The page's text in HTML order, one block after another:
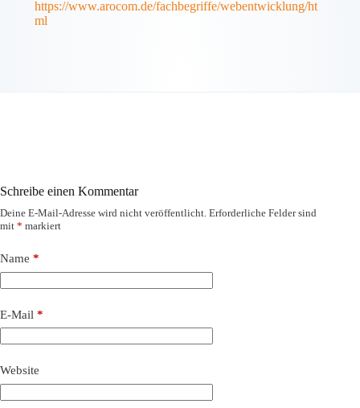
https://www.arocom.de/fachbegriffe/webentwicklung/ht
ml
Schreibe einen Kommentar
Deine E-Mail-Adresse wird nicht veröffentlicht. Erforderliche Felder sind
mit * markiert
Name *
E-Mail *
Website